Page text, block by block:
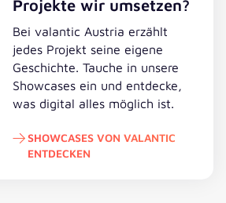
Projekte wir umsetzen?
Bei valantic Austria erzählt
jedes Projekt seine eigene
Geschichte. Tauche in unsere
Showcases ein und entdecke,
was digital alles möglich ist.
SHOWCASES VON VALANTIC
ENTDECKEN